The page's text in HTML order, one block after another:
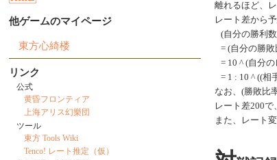
離れるほど、
レート差から
(自分の勝利
= (自分の勝
= 10 ^ (自分
= 1 : 10 ^ ((相
なお、(勝敗比
レート差200で
また、レート
他ゲームのマイページ
東方心綺楼
リンク
公式
黄昏フロンティア
上海アリス幻樂団
ツール
東方 Tools Wiki
Tenco! レート推定（仮）